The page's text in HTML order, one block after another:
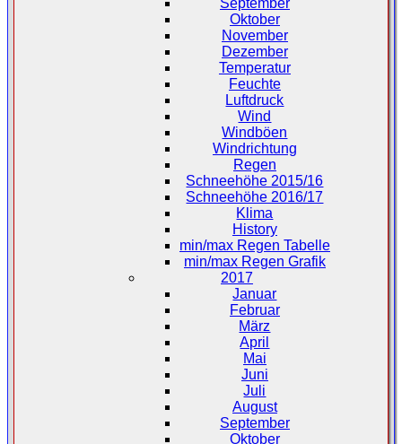
Oktober
November
Dezember
Temperatur
Feuchte
Luftdruck
Wind
Windböen
Windrichtung
Regen
Schneehöhe 2015/16
Schneehöhe 2016/17
Klima
History
min/max Regen Tabelle
min/max Regen Grafik
2017
Januar
Februar
März
April
Mai
Juni
Juli
August
September
Oktober